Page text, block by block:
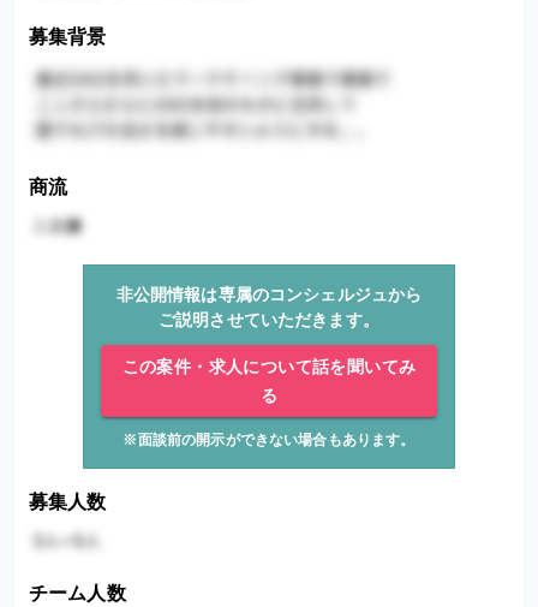
募集背景
商流
非公開情報は専属のコンシェルジュから
ご説明させていただきます。
この案件・求人について話を聞いてみ
る
※面談前の開示ができない場合もあります。
募集人数
チーム人数